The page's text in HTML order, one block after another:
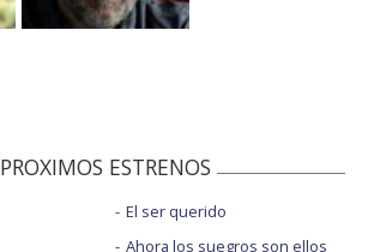
PROXIMOS ESTRENOS
El ser querido
Ahora los suegros son ellos